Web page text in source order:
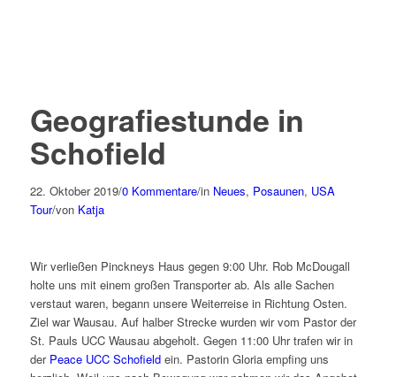
Geografiestunde in
Schofield
22. Oktober 2019/0 Kommentare/in Neues, Posaunen, USA
Tour/von Katja
Wir verließen Pinckneys Haus gegen 9:00 Uhr. Rob McDougall
holte uns mit einem großen Transporter ab. Als alle Sachen
verstaut waren, begann unsere Weiterreise in Richtung Osten.
Ziel war Wausau. Auf halber Strecke wurden wir vom Pastor der
St. Pauls UCC Wausau abgeholt. Gegen 11:00 Uhr trafen wir in
der Peace UCC Schofieldein. Pastorin Gloria empfing uns